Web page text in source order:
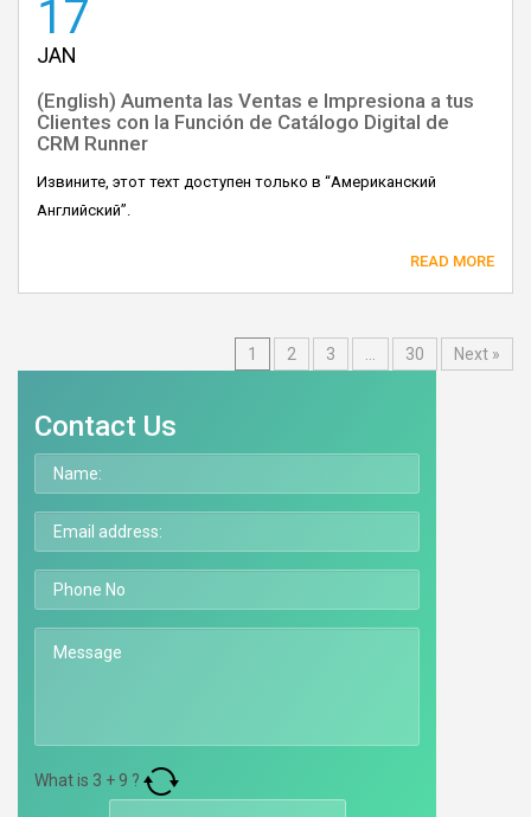
17
JAN
(English) Aumenta las Ventas e Impresiona a tus
Clientes con la Función de Catálogo Digital de
CRM Runner
Извините, этот техт доступен только в “Американский
Английский”.
READ MORE
1 2 3 30 Next »
Contact Us
What is 3 + 9 ?